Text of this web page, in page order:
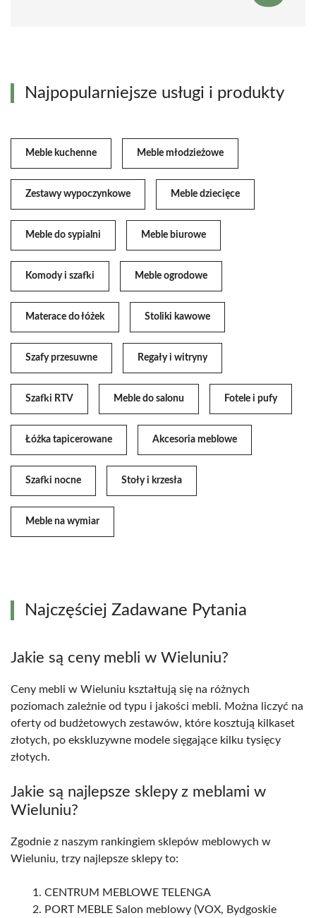
Najpopularniejsze usługi i produkty
Meble kuchenne Meble młodzieżowe
Zestawy wypoczynkowe Meble dziecięce
Meble do sypialni Meble biurowe
Komody i szafki Meble ogrodowe
Materace do łóżek Stoliki kawowe
Szafy przesuwne Regały i witryny
Szafki RTV Meble do salonu Fotele i pufy
Łóżka tapicerowane Akcesoria meblowe
Szafki nocne Stoły i krzesła
Meble na wymiar
Najczęściej Zadawane Pytania
Jakie są ceny mebli w Wieluniu?
Ceny mebli w Wieluniu kształtują się na różnych
poziomach zależnie od typu i jakości mebli. Można liczyć na
oferty od budżetowych zestawów, które kosztują kilkaset
złotych, po ekskluzywne modele sięgające kilku tysięcy
złotych.
Jakie są najlepsze sklepy z meblami w
Wieluniu?
Zgodnie z naszym rankingiem sklepów meblowych w
Wieluniu, trzy najlepsze sklepy to:
CENTRUM MEBLOWE TELENGA
PORT MEBLE Salon meblowy (VOX, Bydgoskie